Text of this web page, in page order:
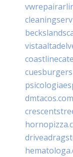
dmtacos.com